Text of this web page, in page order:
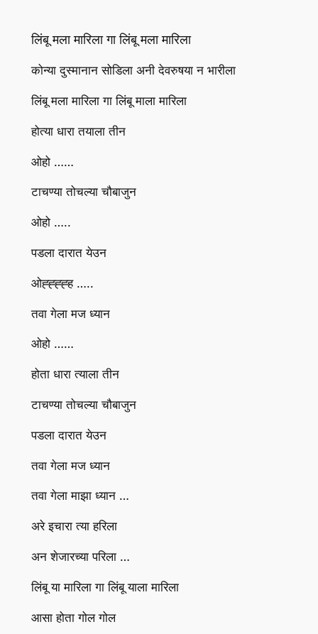
लिंबू मला मारिला गा लिंबू मला मारिला
कोन्या दुस्मानान सोडिला अनी देवरुषया न भारीला
लिंबू मला मारिला गा लिंबू माला मारिला
होत्या धारा तयाला तीन
ओहो ……
टाचण्या तोचल्या चौबाजुन
ओहो …..
पडला दारात येउन
ओह्ह्ह्ह्ह …..
तवा गेला मज ध्यान
ओहो ……
होता धारा त्याला तीन
टाचण्या तोचल्या चौबाजुन
पडला दारात येउन
तवा गेला मज ध्यान
तवा गेला माझा ध्यान …
अरे इचारा त्या हरिला
अन शेजारच्या परिला …
लिंबू या मारिला गा लिंबू याला मारिला
आसा होता गोल गोल